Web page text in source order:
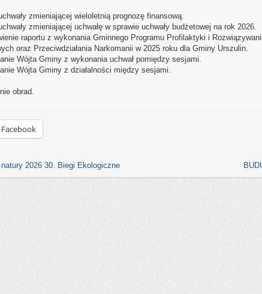
zmieniającej wieloletnią prognozę finansową.
zmieniającej uchwałę w sprawie uchwały budżetowej na rok 2026.
raportu z wykonania Gminnego Programu Profilaktyki i
oraz Przeciwdziałania Narkomanii w 2025 roku dla Gminy Urszulin.
Wójta Gminy z wykonania uchwał pomiędzy sesjami.
Wójta Gminy z działalności między sesjami.
obrad.
Facebook
2026 30. Biegi Ekologiczne